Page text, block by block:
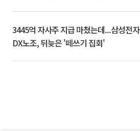
3445억 자사주 지급 마쳤는데...삼성전자
DX노조, 뒤늦은 '떼쓰기 집회'